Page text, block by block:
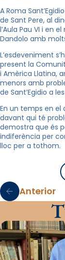
A Roma
de Sant Pere, al
l’Aula Pau VI i en
Dandolo amb
L’esdeveniment
present la
i Amèrica Llatina,
menors amb
de Sant’Egidio a
En un temps en
davant qui té
demostra que és
indiferència per
lloc per a tothom.
Anterior